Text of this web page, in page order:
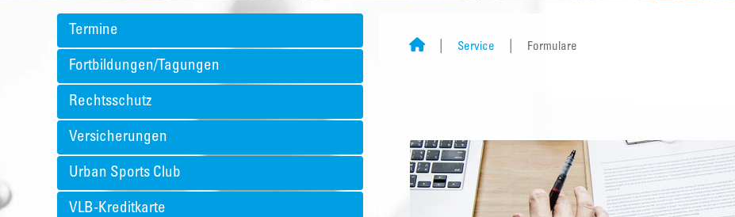
Termine
Fortbildungen/Tagungen
Rechtsschutz
Versicherungen
Urban Sports Club
VLB-Kreditkarte
Service Formulare